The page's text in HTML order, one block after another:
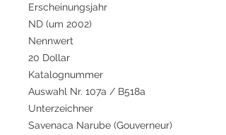
Erscheinungsjahr
ND (um 2002)
Nennwert
20 Dollar
Katalognummer
Auswahl Nr. 107a / B518a
Unterzeichner
Savenaca Narube (Gouverneur)